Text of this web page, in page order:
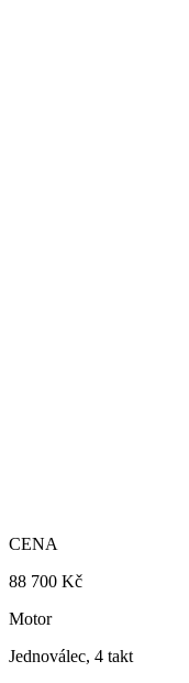
CENA
88 700 Kč
Motor
Jednoválec, 4 takt